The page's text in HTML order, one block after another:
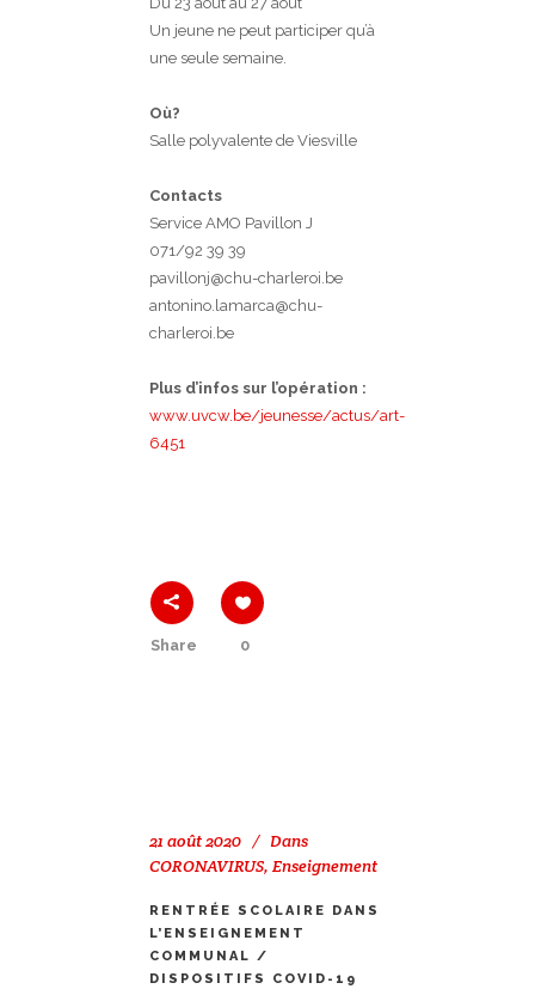
Un jeune ne peut participer qu’à
une seule semaine.
Où?
Salle polyvalente de Viesville
Contacts
Service AMO Pavillon J
071/92 39 39
pavillonj@chu-charleroi.be
antonino.lamarca@chu-
charleroi.be
Plus d’infos sur l’opération :
www.uvcw.be/jeunesse/actus/art-
6451
Share 0
21 août 2020
Dans
CORONAVIRUS, Enseignement
RENTRÉE SCOLAIRE DANS
L’ENSEIGNEMENT
COMMUNAL /
DISPOSITIFS COVID-19